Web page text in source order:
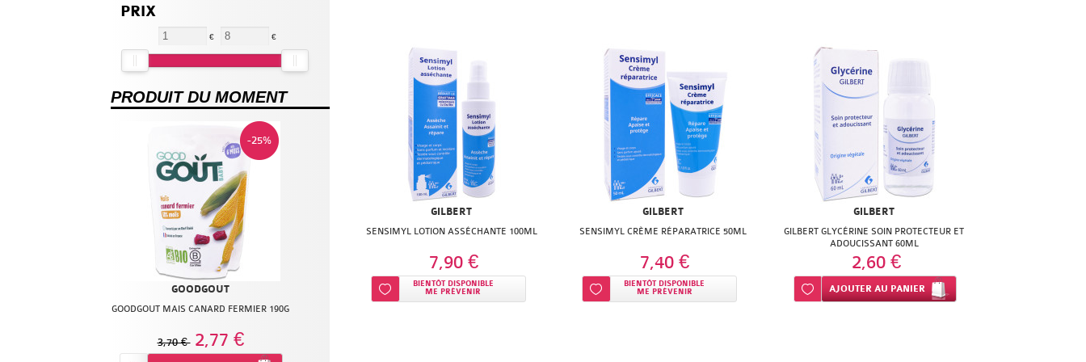
GILBERT
SENSIMYL LOTION ASSÉCHANTE 100ML
7,90 €
Ajouter à ma liste d’envie
BIENTÔT DISPONIBLE
ME PRÉVENIR
GILBERT
SENSIMYL CRÈME RÉPARATRICE 50ML
7,40 €
Ajouter à ma liste d’envie
BIENTÔT DISPONIBLE
ME PRÉVENIR
GILBERT
GILBERT GLYCÉRINE SOIN PROTECTEUR ET
ADOUCISSANT 60ML
2,60 €
Ajouter à ma liste d’envie
AJOUTER AU PANIER
PRIX
€ €
PRODUIT DU MOMENT
-25%
GOODGOUT
GOODGOUT MAIS CANARD FERMIER 190G
3,70 € 2,77 €